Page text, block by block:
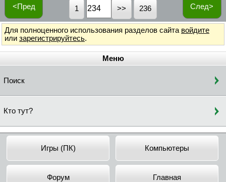
<Пред След>
1 236
Для полноценного использования разделов сайта войдите
или зарегистрируйтесь.
Меню
Поиск
Кто тут?
Игры (ПК) Компьютеры
Форум Главная